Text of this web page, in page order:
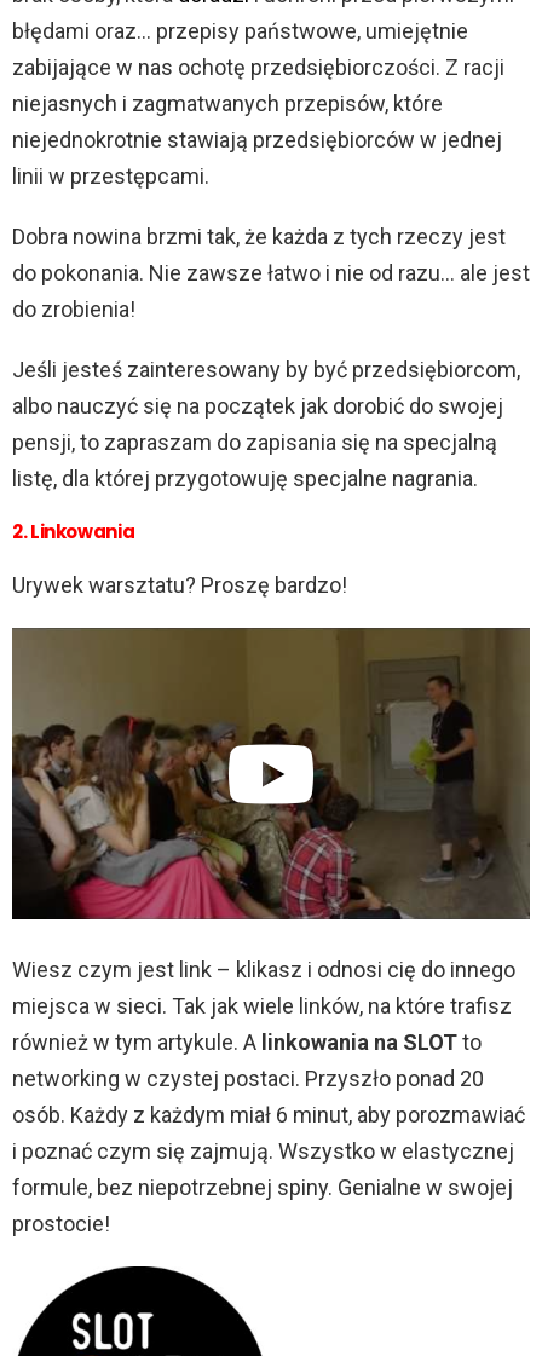
błędami oraz… przepisy państwowe, umiejętnie
zabijające w nas ochotę przedsiębiorczości. Z racji
niejasnych i zagmatwanych przepisów, które
niejednokrotnie stawiają przedsiębiorców w jednej
linii w przestępcami.
Dobra nowina brzmi tak, że każda z tych rzeczy jest
do pokonania. Nie zawsze łatwo i nie od razu… ale jest
do zrobienia!
Jeśli jesteś zainteresowany by być przedsiębiorcom,
albo nauczyć się na początek jak dorobić do swojej
pensji, to zapraszam do zapisania się na specjalną
listę, dla której przygotowuję specjalne nagrania.
2. Linkowania
Urywek warsztatu? Proszę bardzo!
Wiesz czym jest link – klikasz i odnosi cię do innego
miejsca w sieci. Tak jak wiele linków, na które trafisz
również w tym artykule. A linkowania na SLOTto
networking w czystej postaci. Przyszło ponad 20
osób. Każdy z każdym miał 6 minut, aby porozmawiać
i poznać czym się zajmują. Wszystko w elastycznej
formule, bez niepotrzebnej spiny. Genialne w swojej
prostocie!